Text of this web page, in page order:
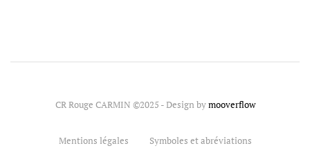
CR Rouge CARMIN ©2025 - Design bymooverflow
Mentions légales Symboles et abréviations